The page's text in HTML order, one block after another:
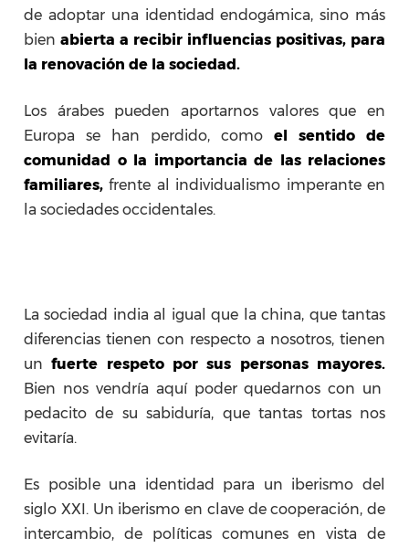
de adoptar una identidad endogámica, sino más
bien abierta a recibir influencias positivas, para
la renovación de la sociedad.
Los árabes pueden aportarnos valores que en
Europa se han perdido, como el sentido de
comunidad o la importancia de las relaciones
familiares,frente al individualismo imperante en
la sociedades occidentales.
La sociedad india al igual que la china, que tantas
diferencias tienen con respecto a nosotros, tienen
unfuerte respeto por sus personas mayores.
Bien nos vendría aquí poder quedarnos con un
pedacito de su sabiduría, que tantas tortas nos
evitaría.
Es posible una identidad para un iberismo del
siglo XXI. Un iberismo en clave de cooperación, de
intercambio, de políticas comunes en vista de